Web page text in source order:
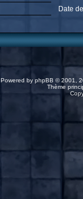
Date
Powered by phpBB © 2001,
Thème